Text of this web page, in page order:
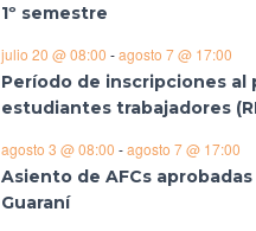
1º semestre
julio 20 @ 08:00 -agosto 7 @ 17:00
Período de inscripciones al
estudiantes trabajadores
agosto 3 @ 08:00 -agosto 7 @ 17:00
Asiento de AFCs aprobadas
Guaraní